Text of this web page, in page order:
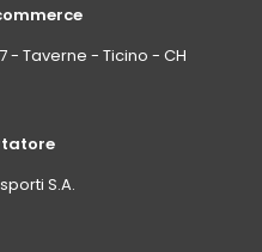
- Taverne - Ticino - CH
S.A.